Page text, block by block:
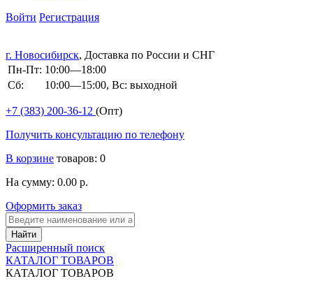
Войти Регистрация
г. Новосибирск, Доставка по России и СНГ
Пн-Пт: 10:00—18:00
Сб:
10:00—15:00, Вс: выходной
+7 (383) 200-36-12 (Опт)
Получить консультацию по телефону
В корзине товаров: 0
На сумму: 0.00 р.
Оформить заказ
Расширенный поиск
КАТАЛОГ ТОВАРОВ
КАТАЛОГ ТОВАРОВ